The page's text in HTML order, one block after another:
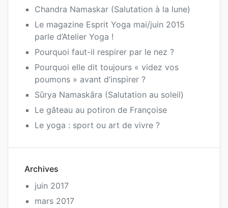
Chandra Namaskar (Salutation à la lune)
Le magazine Esprit Yoga mai/juin 2015
parle d’Atelier Yoga !
Pourquoi faut-il respirer par le nez ?
Pourquoi elle dit toujours « videz vos
poumons » avant d’inspirer ?
Sūrya Namaskāra (Salutation au soleil)
Le gâteau au potiron de Françoise
Le yoga : sport ou art de vivre ?
Archives
juin 2017
mars 2017